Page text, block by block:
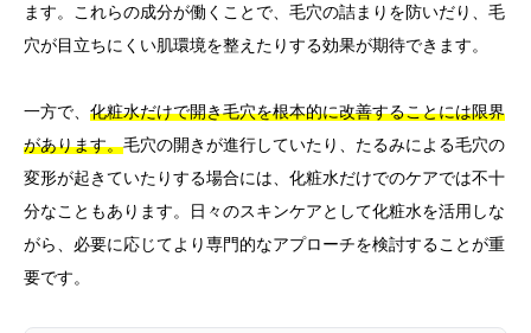
ます。これらの成分が働くことで、毛穴の詰まりを防いだり、毛
穴が目立ちにくい肌環境を整えたりする効果が期待できます。
一方で、 化粧水だけで開き毛穴を根本的に改善することには限界
があります。毛穴の開きが進行していたり、たるみによる毛穴の
変形が起きていたりする場合には、化粧水だけでのケアでは不十
分なこともあります。日々のスキンケアとして化粧水を活用しな
がら、必要に応じてより専門的なアプローチを検討することが重
要です。